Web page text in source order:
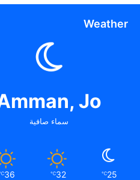
Weather
Jo
سماء صافية
25
℃
32
℃
36